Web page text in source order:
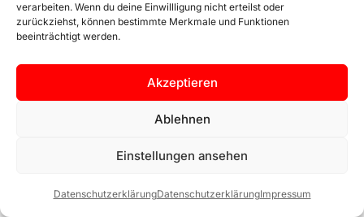
verarbeiten. Wenn du deine Einwillligung nicht erteilst oder
zurückziehst, können bestimmte Merkmale und Funktionen
beeinträchtigt werden.
Akzeptieren
Ablehnen
Einstellungen ansehen
DatenschutzerklärungDatenschutzerklärungImpressum
5Q0953223 VW PASSAT B8 GOLF 7 VII ARTEON 3H7
LENKSTOCKSCHALTER BLINKERHEBEL LICHTHEBEL
inkl. 19 % MwSt.